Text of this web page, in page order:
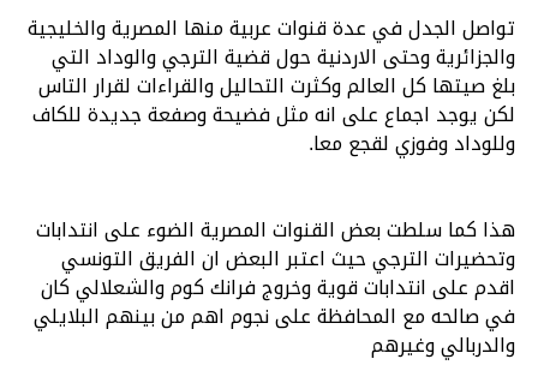
تواصل الجدل في عدة قنوات عربية منها المصرية والخليجية
والجزائرية وحتى الاردنية حول قضية الترجي والوداد التي
بلغ صيتها كل العالم وكثرت التحاليل والقراءات لقرار التاس
لكن يوجد اجماع على انه مثل فضيحة وصفعة جديدة للكاف
وللوداد وفوزي لقجع معا.
هذا كما سلطت بعض القنوات المصرية الضوء على انتدابات
وتحضيرات الترجي حيث اعتبر البعض ان الفريق التونسي
اقدم على انتدابات قوية وخروج فرانك كوم والشعلالي كان
في صالحه مع المحافظة على نجوم اهم من بينهم البلايلي
والدربالي وغيرهم